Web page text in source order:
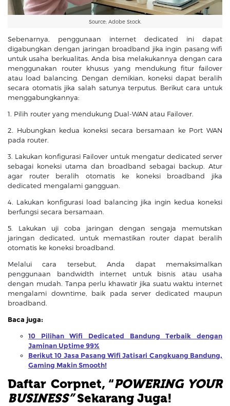
Source; Adobe Stock.
Sebenarnya, penggunaan internet dedicated ini dapat
digabungkan dengan jaringan broadband jika ingin pasang wifi
untuk usaha berkualitas. Anda bisa melakukannya dengan cara
menggunakan router khusus yang mendukung fitur failover
atau load balancing. Dengan demikian, koneksi dapat beralih
secara otomatis jika salah satunya terputus. Berikut cara untuk
menggabungkannya:
1. Pilih router yang mendukung Dual-WAN atau Failover.
2. Hubungkan kedua koneksi secara bersamaan ke Port WAN
pada router.
3. Lakukan konfigurasi Failover untuk mengatur dedicated server
sebagai koneksi utama dan broadband sebagai backup. Atur
agar router beralih otomatis ke koneksi broadband jika
dedicated mengalami gangguan.
4. Lakukan konfigurasi load balancing jika ingin kedua koneksi
berfungsi secara bersamaan.
5. Lakukan uji coba jaringan dengan sengaja memutskan
jaringan dedicated, untuk memastikan router dapat beralih
otomatis ke koneksi broadband.
Melalui cara tersebut, Anda dapat memaksimalkan
penggunaan bandwidth internet untuk bisnis atau usaha
dengan mudah. Tanpa perlu khawatir jika suatu waktu internet
mengalami downtime, baik pada server dedicated maupun
broadband.
Baca juga:
10 Pilihan Wifi Dedicated Bandung Terbaik dengan
Jaminan Uptime 99%
Berikut 10 Jasa Pasang Wifi Jatisari Cangkuang Bandung,
Gaming Makin Smooth!
Daftar Corpnet, “POWERING YOUR
BUSINESS”Sekarang Juga!